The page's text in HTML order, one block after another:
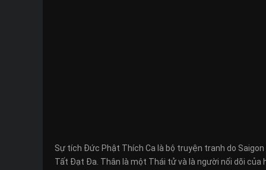
Sự tích Đức Phật Thích Ca là bộ truyện tranh do
Tất Đạt Đa. Thân là một Thái tử và là người nối dõi của